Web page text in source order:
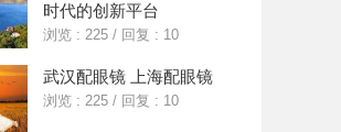
时代的创新平台
浏览 : 225 / 回复 : 10
武汉配眼镜 上海配眼镜
浏览 : 225 / 回复 : 10